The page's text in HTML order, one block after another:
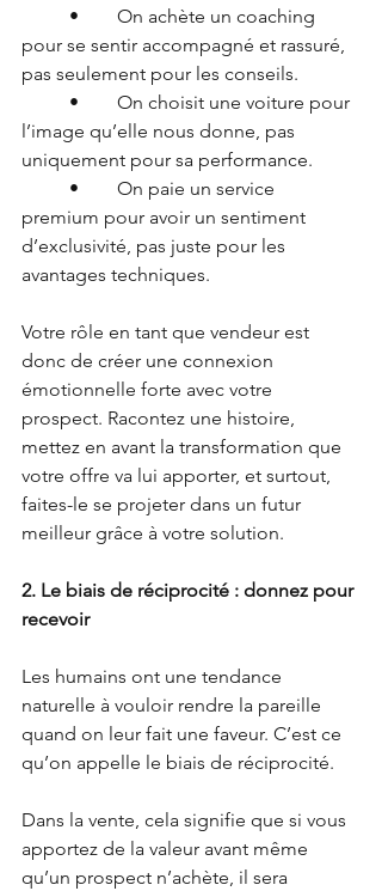
pour se sentir accompagné et rassuré,
pas seulement pour les conseils.
l’image qu’elle nous donne, pas
uniquement pour sa performance.
premium pour avoir un sentiment
d’exclusivité, pas juste pour les
avantages techniques.
Votre rôle en tant que vendeur est
donc de créer une connexion
émotionnelle forte avec votre
prospect. Racontez une histoire,
mettez en avant la transformation que
votre offre va lui apporter, et surtout,
faites-le se projeter dans un futur
meilleur grâce à votre solution.
2. Le biais de réciprocité : donnez pour
recevoir
Les humains ont une tendance
naturelle à vouloir rendre la pareille
quand on leur fait une faveur. C’est ce
qu’on appelle le biais de réciprocité.
Dans la vente, cela signifie que si vous
apportez de la valeur avant même
qu’un prospect n’achète, il sera